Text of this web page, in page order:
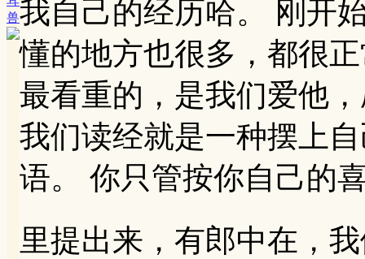
兽我自己的经历哈。 刚开
懂的地方也很多，都很
最看重的，是我们爱他
我们读经就是一种摆上
语。 你只管按你自己的
里提出来，有郎中在，